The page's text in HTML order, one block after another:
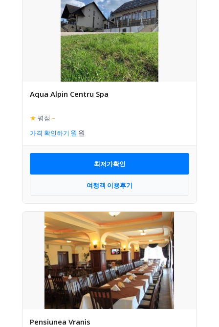
Aqua Alpin Centru Spa
★ 평점 –
가격 확인하기
최저가확인
여행객 이용후기
Pensiunea Vranis